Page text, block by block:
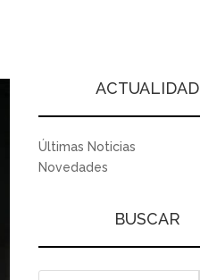
ACTUALIDAD
Últimas Noticias
Novedades
BUSCAR